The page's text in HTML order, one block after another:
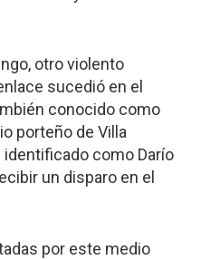
otro violento
sucedió en el
conocido como
porteño deVilla
identificado como Darío
un disparo en el
por este medio